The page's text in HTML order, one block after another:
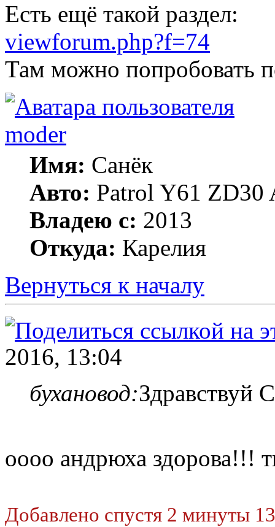
Есть ещё такой раздел:
viewforum.php?f=74
Там можно попробовать
moder
Имя: Санёк
Авто: Patrol Y61 ZD30
Владею с: 2013
Откуда: Карелия
Вернуться к началу
2016, 13:04
бухановод:Здравствуй
оооо андрюха здорова!!!
Добавлено спустя 2 минуты